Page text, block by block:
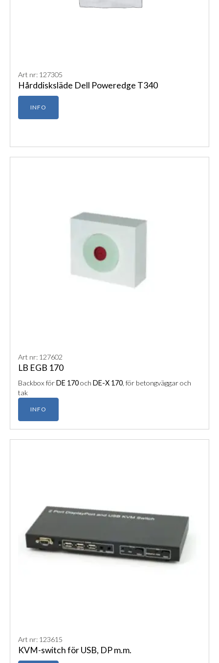
Art nr: 127305
Hårddisksläde Dell Poweredge T340
INFO
Art nr: 127602
LB EGB 170
Backbox förDE 170och DE-X 170, för betongväggar och
tak
INFO
Art nr: 123615
KVM-switch för USB, DP m.m.